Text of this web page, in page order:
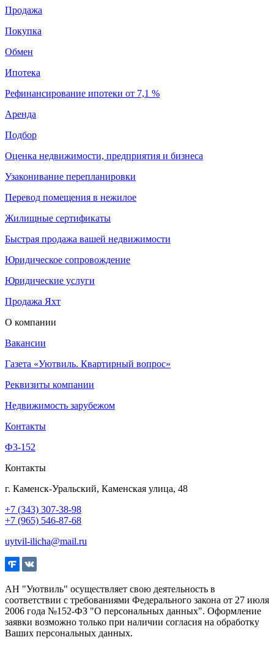
Продажа
Покупка
Обмен
Ипотека
Рефинансирование ипотеки от 7,1 %
Аренда
Подбор
Оценка недвижимости, предприятия и бизнеса
Узаконивание перепланировки
Перевод помещения в нежилое
Жилищные сертификаты
Быстрая продажа вашей недвижимости
Юридическое сопровождение
Юридические услуги
Продажа Яхт
О компании
Вакансии
Газета «Уютвиль. Квартирный вопрос»
Реквизиты компании
Недвижимость зарубежом
Контакты
Ф3-152
Контакты
г. Каменск-Уральский, Каменская улица, 48
+7 (343) 307-38-98
+7 (965) 546-87-68
uytvil-ilicha@mail.ru
АН "Уютвиль" осуществляет свою деятельность в
соответствии с требованиями Федерального закона от 27 июля
2006 года №152-ФЗ "О персональных данных". Оформление
заявки возможно только при наличии согласия на обработку
Ваших персональных данных.